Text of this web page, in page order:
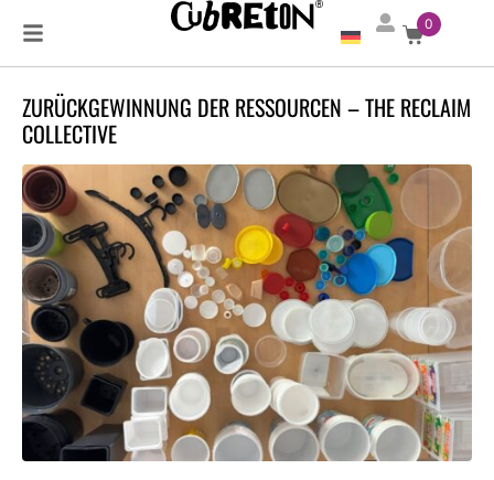
0
ZURÜCKGEWINNUNG DER RESSOURCEN – THE RECLAIM
COLLECTIVE
×